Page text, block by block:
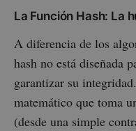
La Función Hash: La
A diferencia de los
hash no está diseñada
garantizar su
matemático que toma
(desde una simple